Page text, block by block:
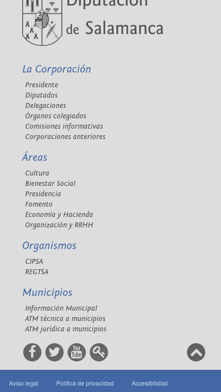
La Corporación
Presidente
Diputados
Delegaciones
Órganos colegiados
Comisiones informativas
Corporaciones anteriores
Áreas
Cultura
Bienestar Social
Presidencia
Fomento
Economía y Hacienda
Organización y RRHH
Organismos
CIPSA
REGTSA
Municipios
Información Municipal
ATM técnica a municipios
ATM jurídica a municipios
Aviso legal Política de privacidad Accesibilidad